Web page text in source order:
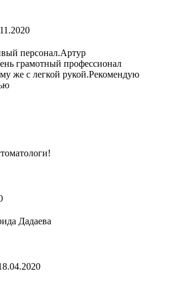
персонал.Артур
грамотный профессионал
же с легкой рукой.Рекомендую
Дадаева